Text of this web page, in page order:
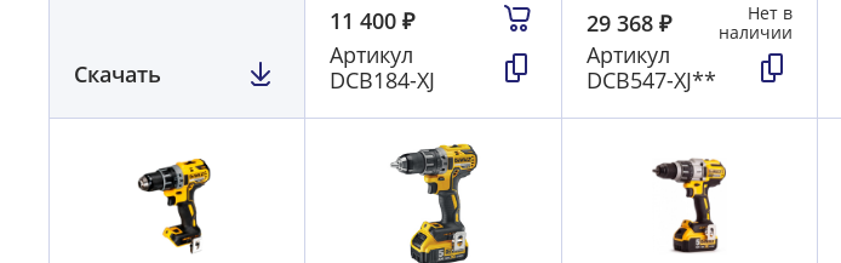
Скачать
11 400₽
Артикул
DCB184-XJ
29 368 ₽
Нет в
наличии
Артикул
DCB547-XJ**